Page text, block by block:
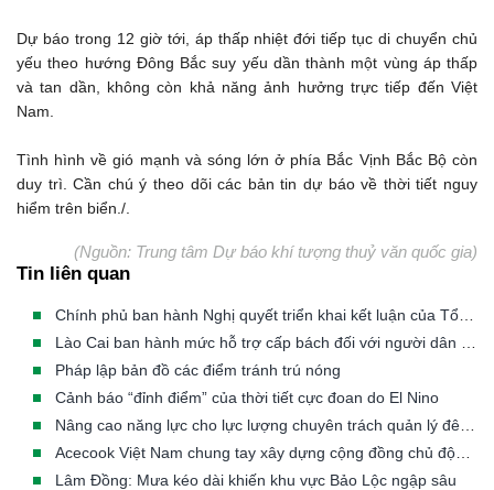
Dự báo trong 12 giờ tới, áp thấp nhiệt đới tiếp tục di chuyển chủ
yếu theo hướng Đông Bắc suy yếu dần thành một vùng áp thấp
và tan dần, không còn khả năng ảnh hưởng trực tiếp đến Việt
Nam.
Tình hình về gió mạnh và sóng lớn ở phía Bắc Vịnh Bắc Bộ còn
duy trì. Cần chú ý theo dõi các bản tin dự báo về thời tiết nguy
hiểm trên biển./.
(Nguồn: Trung tâm Dự báo khí tượng thuỷ văn quốc gia)
Tin liên quan
Pháp lập bản đồ các điểm tránh trú nóng
Cảnh báo “đỉnh điểm” của thời tiết cực đoan do El Nino
Lâm Đồng: Mưa kéo dài khiến khu vực Bảo Lộc ngập sâu